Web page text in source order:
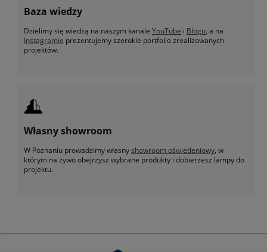
Baza wiedzy
Dzielimy się wiedzą na naszym kanale YouTube i Blogu, a na
Instagramie prezentujemy szerokie portfolio zrealizowanych
projektów.
Własny showroom
W Poznaniu prowadzimy własnyshowroom oświetleniowy, w
którym na żywo obejrzysz wybrane produkty i dobierzesz lampy do
projektu.